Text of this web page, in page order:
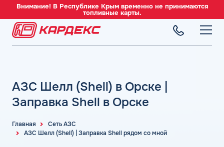
Внимание! В Республике Крым временно не принимаются
топливные карты.
Преимущества
Сравнение
Индивидуальный подход
Автомойки
СЕТЬ АЗС
Вся сеть АЗС
АЗС Газпромнефть
Автомобильное топливо
Бензин
СЕРВИСЫ
Главная
Сеть АЗС
АЗС Шелл (Shell) | Заправка Shell рядом со мной
АЗС Шелл (Shell) в Орске |
Заправка Shell в Орске